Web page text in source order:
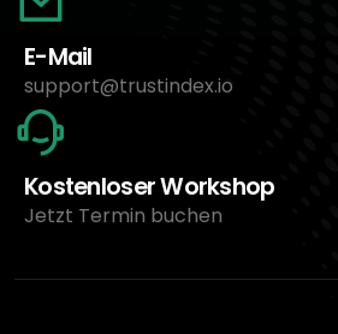
E-Mail
support@trustindex.io
Kostenloser Workshop
Jetzt Termin buchen